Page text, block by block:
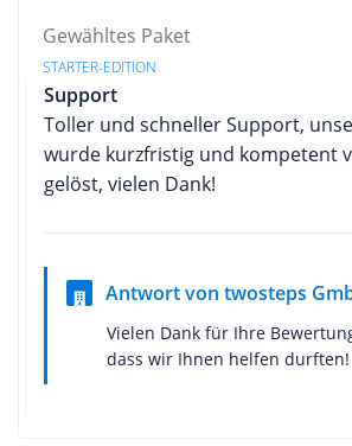
Gewähltes Paket
STARTER-EDITION
Support
Toller und schneller Support,
wurde kurzfristig und kompetent
gelöst, vielen Dank!
Antwort von twosteps
Vielen Dank für Ihre
dass wir Ihnen helfen durften!